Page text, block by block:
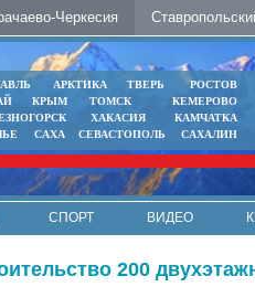
Черкесия
АРКТИКА ТВЕРЬ
РОСТОВ
КРЫМ ТОМСК
КЕМЕРОВО
ХАКАСИЯ
КАМЧАТКА
САХА СЕВАСТОПОЛЬ САХАЛИН
СПОРТ ВИДЕО
200